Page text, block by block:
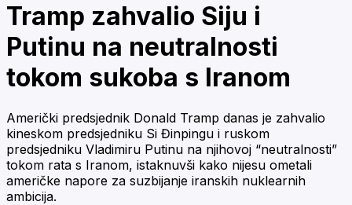
Tramp zahvalio Siju i
Putinu na neutralnosti
tokom sukoba s Iranom
Američki predsjednik Donald Tramp danas je zahvalio
kineskom predsjedniku Si Đinpingu i ruskom
predsjedniku Vladimiru Putinu na njihovoj “neutralnosti”
tokom rata s Iranom, istaknuvši kako nijesu ometali
američke napore za suzbijanje iranskih nuklearnih
ambicija.